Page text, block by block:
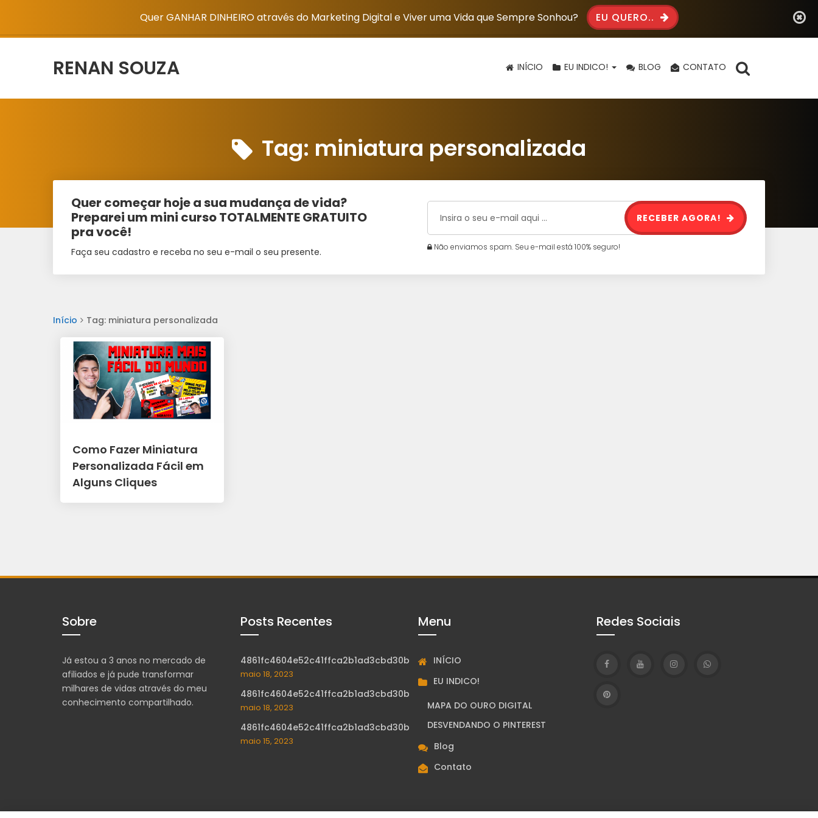
Quer GANHAR DINHEIRO através do Marketing Digital e Viver uma Vida que Sempre Sonhou? EU QUERO..
RENAN SOUZA INÍCIO EU INDICO! BLOG CONTATO
Tag: miniatura personalizada
Quer começar hoje a sua mudança de vida?
Preparei um mini curso TOTALMENTE GRATUITO
pra você!
Faça seu cadastro e receba no seu e-mail o seu presente. Não enviamos spam. Seu e-mail está 100% seguro!
RECEBER AGORA!
Início Tag: miniatura personalizada
Como Fazer Miniatura
Personalizada Fácil em
Alguns Cliques
Sobre
Já estou a 3 anos no mercado de
afiliados e já pude transformar
milhares de vidas através do meu
conhecimento compartilhado.
Posts Recentes
4861fc4604e52c41ffca2b1ad3cbd30b
maio 18, 2023
4861fc4604e52c41ffca2b1ad3cbd30b
maio 18, 2023
4861fc4604e52c41ffca2b1ad3cbd30b
maio 15, 2023
Menu
INÍCIO
EU INDICO!
MAPA DO OURO DIGITAL
DESVENDANDO O PINTEREST
Blog
Contato
Redes Sociais